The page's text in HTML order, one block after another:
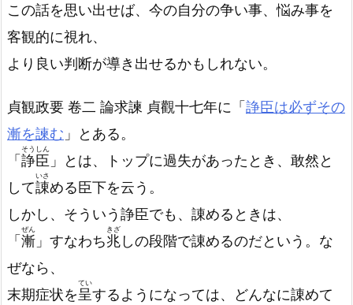
この話を思い出せば、今の自分の争い事、悩み事を
客観的に視れ、
より良い判断が導き出せるかもしれない。
貞観政要 卷二 論求諫 貞觀十七年に「 諍臣は必ずその
漸を諫む 」とある。
「 諍臣
そうしん
」とは、トップに過失があったとき、敢然と
して諌
いさ
める臣下を云う。
しかし、そういう諍臣でも、諌めるときは、
「 漸
ぜん
」すなわち兆
きざ
しの段階で諌めるのだという。な
ぜなら、
末期症状を呈
てい
するようになっては、どんなに諌めて